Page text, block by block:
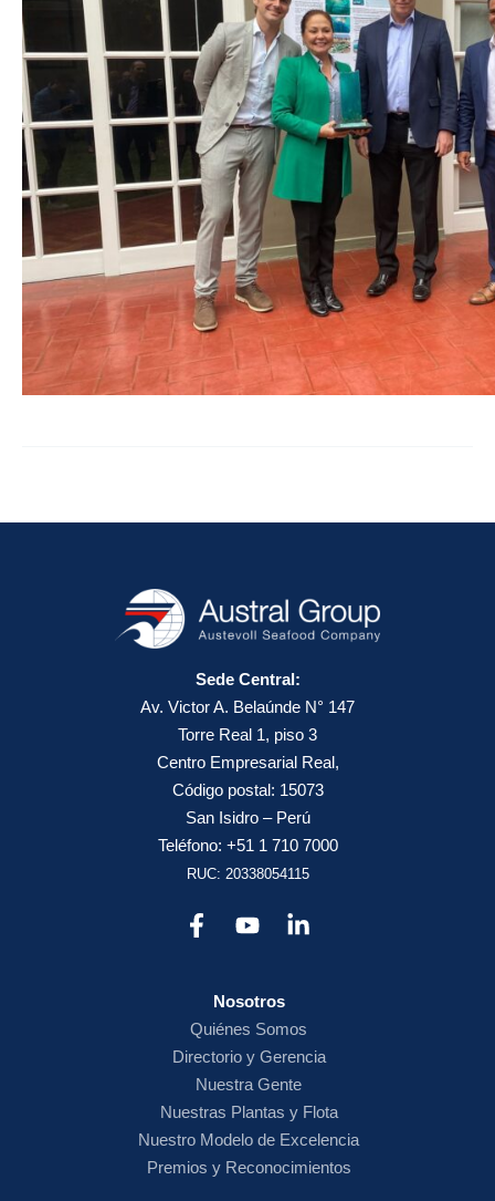
Sede Central:
Av. Victor A. Belaúnde N° 147
Torre Real 1, piso 3
Centro Empresarial Real,
Código postal: 15073
San Isidro – Perú
Teléfono: +51 1 710 7000
RUC: 20338054115
Nosotros
Quiénes Somos
Directorio y Gerencia
Nuestra Gente
Nuestras Plantas y Flota
Nuestro Modelo de Excelencia
Premios y Reconocimientos